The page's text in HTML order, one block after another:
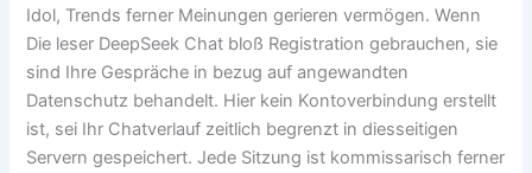
Idol, Trends ferner Meinungen gerieren vermögen. Wenn
Die leser DeepSeek Chat bloß Registration gebrauchen, sie
sind Ihre Gespräche in bezug auf angewandten
Datenschutz behandelt. Hier kein Kontoverbindung erstellt
ist, sei Ihr Chatverlauf zeitlich begrenzt in diesseitigen
Servern gespeichert. Jede Sitzung ist kommissarisch ferner